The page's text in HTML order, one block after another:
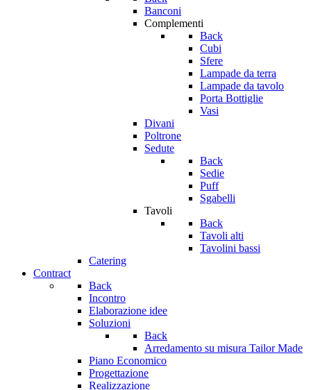
Banconi
Complementi
Back
Cubi
Sfere
Lampade da terra
Lampade da tavolo
Porta Bottiglie
Vasi
Divani
Poltrone
Sedute
Back
Sedie
Puff
Sgabelli
Tavoli
Back
Tavoli alti
Tavolini bassi
Catering
Contract
Back
Incontro
Elaborazione idee
Soluzioni
Back
Arredamento su misura Tailor Made
Piano Economico
Progettazione
Realizzazione